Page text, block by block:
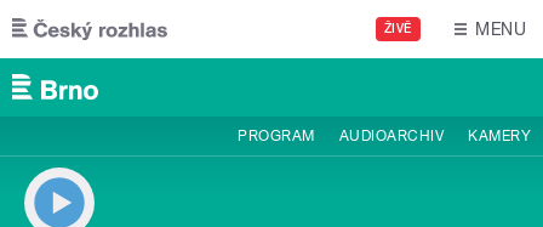
Přejít k hlavnímu obsahu
ŽIVĚ MENU
PROGRAM AUDIOARCHIV KAMERY